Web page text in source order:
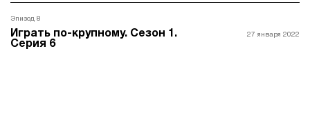
Эпизод 8
Играть по-крупному. Сезон 1.
Серия 6
27 января 2022